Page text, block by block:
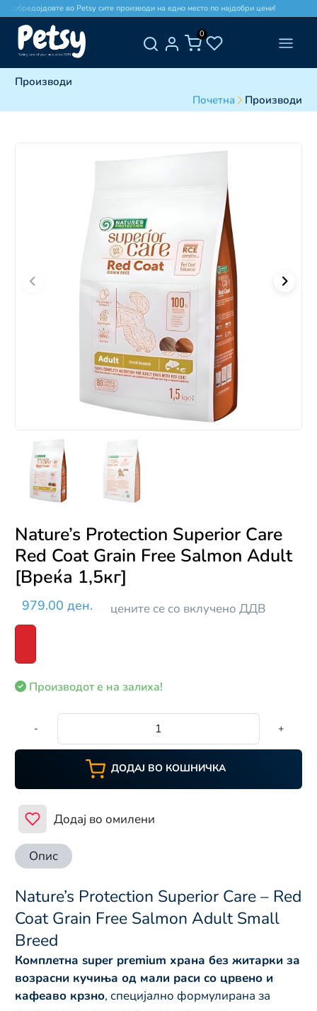
во Petsy сите производи на едно место по најдобри цени!
0
Производи
Почетна
Производи
Nature’s Protection Superior Care
Red Coat Grain Free Salmon Adult
[Вреќа 1,5кг]
979.00 ден. цените се со вклучено ДДВ
Производот е на залиха!
- +
ДОДАЈ ВО КОШНИЧКА
Додај во омилени
Опис
Nature’s Protection Superior Care – Red
Coat Grain Free Salmon Adult Small
Breed
Комплетна super premium храна без житарки за
возрасни кучиња од мали раси со црвено и
кафеаво крзно, специјално формулирана за